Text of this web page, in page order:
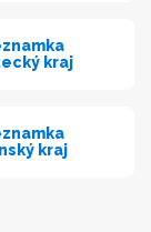
kraj
kraj